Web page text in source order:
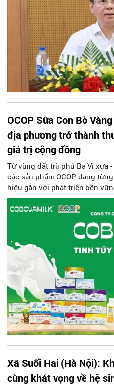
OCOP Sữa Con Bò
địa phương trở thành
giá trị cộng đồng
Từ vùng đất trù phú Ba Vì xưa
các sản phẩm OCOP đang
hiệu gắn với phát triển bền
Cổ phần Sữa Con Bò Vàng Ba
nâng tầm đặc sản sữa địa
nhân văn thông qua nhiều
Xã Suối Hai (Hà Nội):
cùng khát vọng về hệ